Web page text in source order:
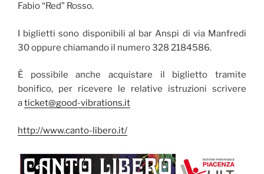
Fabio “Red” Rosso.
I biglietti sono disponibili al bar Anspi di via Manfredi
30 oppure chiamando il numero 328 2184586.
È possibile anche acquistare il biglietto tramite
bonifico, per ricevere le relative istruzioni scrivere
aticket@good-vibrations.it
http://www.canto-libero.it/